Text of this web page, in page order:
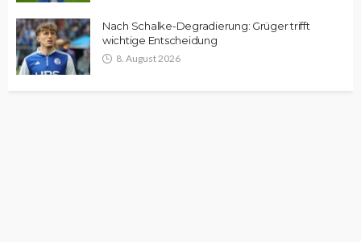
Nach Schalke-Degradierung: Grüger trifft
wichtige Entscheidung
8. August 2026